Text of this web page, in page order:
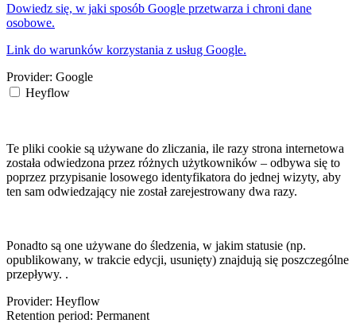
Dowiedz się, w jaki sposób Google przetwarza i chroni dane
osobowe.
Link do warunków korzystania z usług Google.
Provider: Google
Heyflow
Te pliki cookie są używane do zliczania, ile razy strona internetowa
została odwiedzona przez różnych użytkowników – odbywa się to
poprzez przypisanie losowego identyfikatora do jednej wizyty, aby
ten sam odwiedzający nie został zarejestrowany dwa razy.
Ponadto są one używane do śledzenia, w jakim statusie (np.
opublikowany, w trakcie edycji, usunięty) znajdują się poszczególne
przepływy. .
Provider: Heyflow
Retention period: Permanent